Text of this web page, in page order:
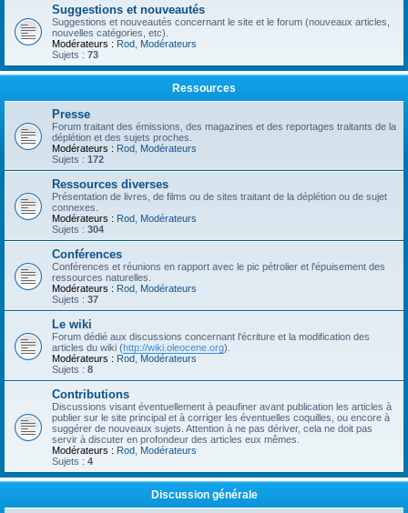
Suggestions et nouveautés
Suggestions et nouveautés concernant le site et le forum (nouveaux articles,
nouvelles catégories, etc).
Modérateurs : Rod Modérateurs
Sujets : 73
Ressources
Presse
Forum traitant des émissions, des magazines et des reportages traitants de la
déplétion et des sujets proches.
Modérateurs : Rod Modérateurs
Sujets : 172
Ressources diverses
Présentation de livres, de films ou de sites traitant de la déplétion ou de sujet
connexes.
Modérateurs : Rod Modérateurs
Sujets : 304
Conférences
Conférences et réunions en rapport avec le pic pétrolier et l'épuisement des
ressources naturelles.
Modérateurs : Rod Modérateurs
Sujets : 37
Le wiki
Forum dédié aux discussions concernant l'écriture et la modification des
articles du wiki (http://wiki.oleocene.org).
Modérateurs : Rod Modérateurs
Sujets : 8
Contributions
Discussions visant éventuellement à peaufiner avant publication les articles à
publier sur le site principal et à corriger les éventuelles coquilles, ou encore à
suggérer de nouveaux sujets. Attention à ne pas dériver, cela ne doit pas
servir à discuter en profondeur des articles eux mêmes.
Modérateurs : Rod Modérateurs
Sujets : 4
Discussion générale